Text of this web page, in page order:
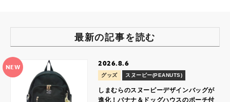
最新の記事を読む
NEW 2026.8.6
グッズ スヌーピー(PEANUTS)
しまむらのスヌーピーデザインバッグが
進化！バナナ＆ドッグハウスのポーチ付